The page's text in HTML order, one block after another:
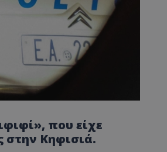
που είχε
στην Κηφισιά.